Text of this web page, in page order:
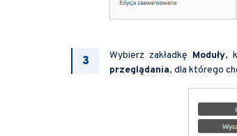
Wybierz zakładkę Moduły,
przeglądania, dla którego